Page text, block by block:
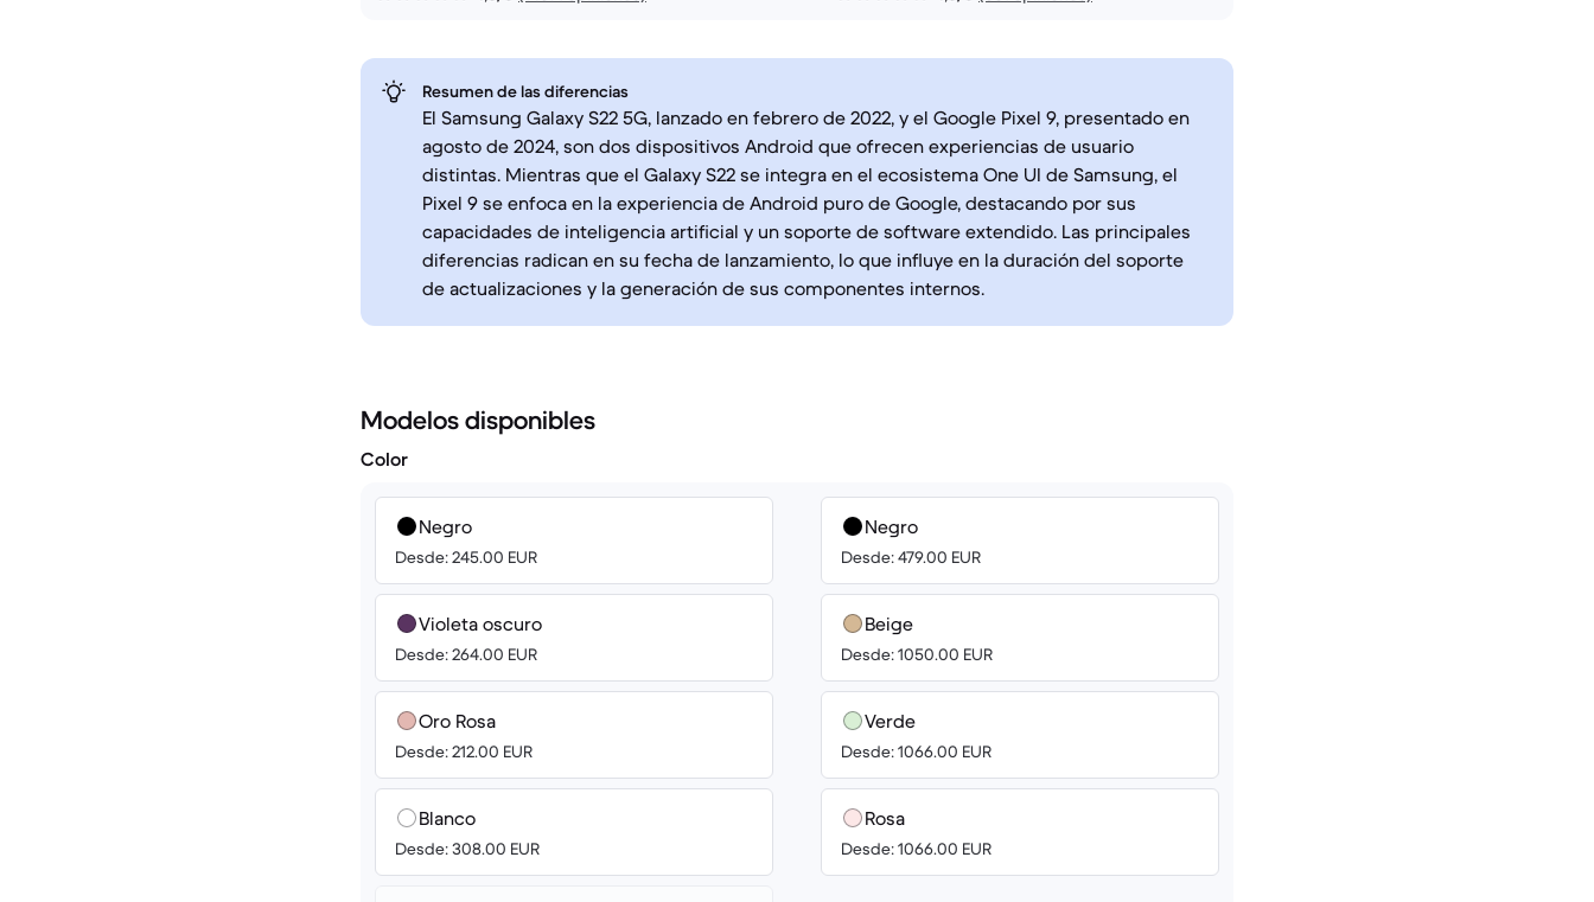
Resumen de las diferencias
El Samsung Galaxy S22 5G, lanzado en febrero de 2022, y el Google Pixel 9, presentado en
agosto de 2024, son dos dispositivos Android que ofrecen experiencias de usuario
distintas. Mientras que el Galaxy S22 se integra en el ecosistema One UI de Samsung, el
Pixel 9 se enfoca en la experiencia de Android puro de Google, destacando por sus
capacidades de inteligencia artificial y un soporte de software extendido. Las principales
diferencias radican en su fecha de lanzamiento, lo que influye en la duración del soporte
de actualizaciones y la generación de sus componentes internos.
Modelos disponibles
Color
Negro
Desde: 245.00 EUR
Violeta oscuro
Desde: 264.00 EUR
Oro Rosa
Desde: 212.00 EUR
Blanco
Desde: 308.00 EUR
Negro
Desde: 479.00 EUR
Beige
Desde: 1050.00 EUR
Verde
Desde: 1066.00 EUR
Rosa
Desde: 1066.00 EUR